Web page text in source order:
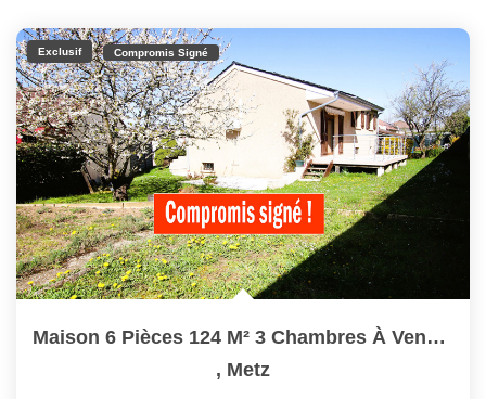
Nous Rejoindre
Nos Actualités
CONTACT
Exclusif Compromis Signé
Maison 6 Pièces 124 M² 3 Chambres À Vendre À METZ MAGNY
, Metz